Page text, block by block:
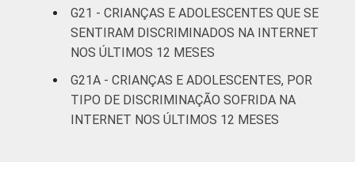
G21 - CRIANÇAS E ADOLESCENTES QUE SE
SENTIRAM DISCRIMINADOS NA INTERNET
NOS ÚLTIMOS 12 MESES
G21A - CRIANÇAS E ADOLESCENTES, POR
TIPO DE DISCRIMINAÇÃO SOFRIDA NA
INTERNET NOS ÚLTIMOS 12 MESES